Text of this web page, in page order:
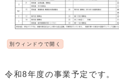
別ウィンドウで開く
令和8年度の事業予定です。